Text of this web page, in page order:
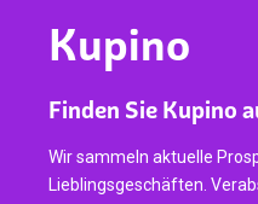
Kupino
Finden Sie Kupino
Wir sammeln aktuelle
Lieblingsgeschäften.